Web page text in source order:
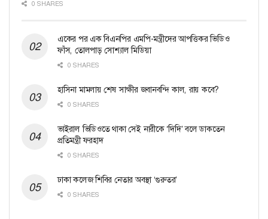
0 SHARES
একের পর এক বিএনপির এমপি-মন্ত্রীদের আপত্তিকর ভিডিও
ফাঁস, তোলপাড় সোশ্যাল মিডিয়া
0 SHARES
হাসিনা মামলায় শেষ সাক্ষীর জবানবন্দি কাল, রায় কবে?
0 SHARES
ভাইরাল ভিডিওতে থাকা সেই নারীকে ‘দিদি’ বলে ডাকতেন
প্রতিমন্ত্রী ফরহাদ
0 SHARES
ঢাকা কলেজ শিবির নেতার অবস্থা ‘গুরুতর’
0 SHARES